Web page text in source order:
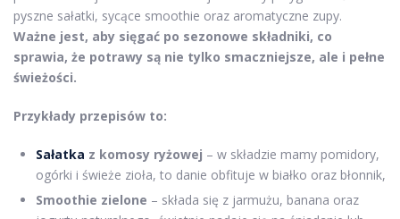
pyszne sałatki, sycące smoothie oraz aromatyczne zupy.
Ważne jest, aby sięgać po sezonowe składniki, co
sprawia, że potrawy są nie tylko smaczniejsze, ale i pełne
świeżości.
Przykłady przepisów to:
Sałatka z komosy ryżowej – w składzie mamy pomidory,
ogórki i świeże zioła, to danie obfituje w białko oraz błonnik,
Smoothie zielone – składa się z jarmużu, banana oraz